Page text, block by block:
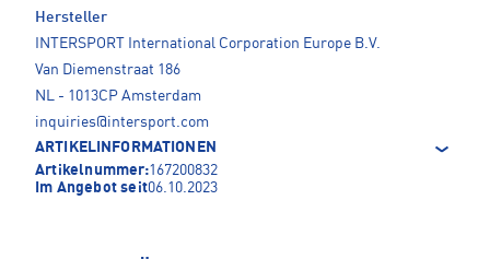
Hersteller
INTERSPORT International Corporation Europe B.V.
Van Diemenstraat 186
NL - 1013CP Amsterdam
inquiries@intersport.com
ARTIKELINFORMATIONEN
Artikelnummer:167200832
Im Angebot seit06.10.2023